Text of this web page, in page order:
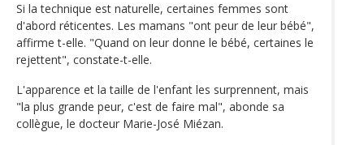
Si la technique est naturelle, certaines femmes sont
d'abord réticentes. Les mamans "ont peur de leur bébé",
affirme t-elle. "Quand on leur donne le bébé, certaines le
rejettent", constate-t-elle.
L'apparence et la taille de l'enfant les surprennent, mais
"la plus grande peur, c'est de faire mal", abonde sa
collègue, le docteur Marie-José Miézan.